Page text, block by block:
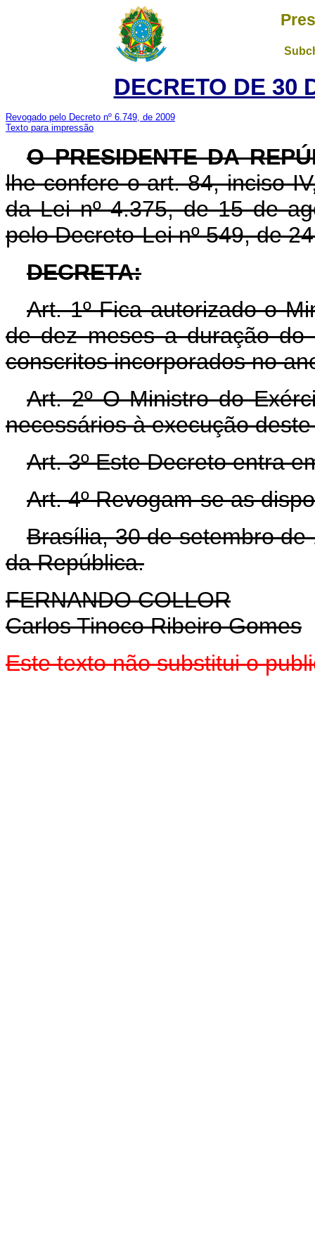
DECRETO DE 30
Revogado pelo Decreto nº 6.749, de 2009
Texto para impressão
O PRESIDENTE DA
lhe confere o art. 84, inciso
da Lei nº 4.375, de 15 de
pelo Decreto-Lei nº 549, de
DECRETA:
Art. 1º Fica autorizado o
de dez meses a duração
conscritos incorporados no
Art. 2º O Ministro do
necessários à execução
Art. 3º Este Decreto entra
Art. 4º Revogam-se as
Brasília, 30 de setembro de
da República.
FERNANDO COLLOR
Carlos Tinoco Ribeiro Gomes
Este texto não substitui o